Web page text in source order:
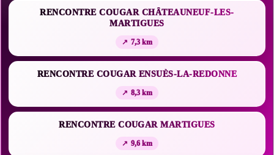
RENCONTRE COUGAR CHÂTEAUNEUF-LES-
MARTIGUES
7,3 km
RENCONTRE COUGAR ENSUÈS-LA-REDONNE
8,3 km
RENCONTRE COUGAR MARTIGUES
9,6 km